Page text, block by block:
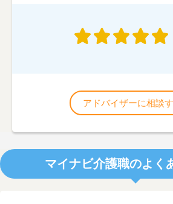
アドバイザーに相談
マイナビ介護職のよく